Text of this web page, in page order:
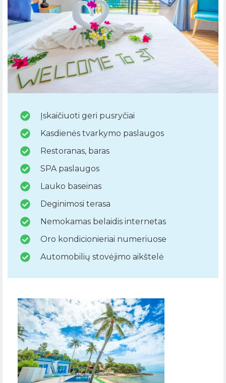
Įskaičiuoti geri pusryčiai
Kasdienės tvarkymo paslaugos
Restoranas, baras
SPA paslaugos
Lauko baseinas
Deginimosi terasa
Nemokamas belaidis internetas
Oro kondicionieriai numeriuose
Automobilių stovėjimo aikštelė